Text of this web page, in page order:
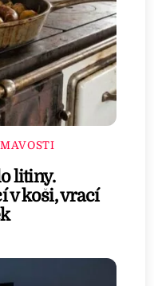
litiny.
v koši, vrací